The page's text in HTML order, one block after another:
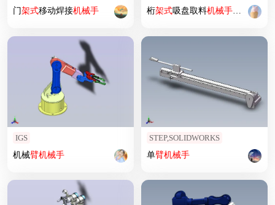
门架式移动焊接机械手 桁架式吸盘取料机械手机构
IGS
机械臂机械手
STEP,SOLIDWORKS
单臂机械手